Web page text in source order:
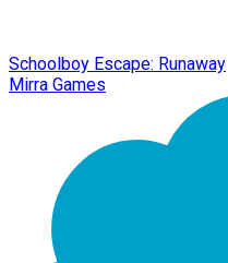
Schoolboy Escape: Runaway
Mirra Games